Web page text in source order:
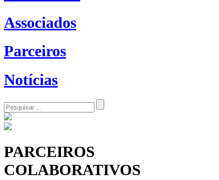
Associados
Parceiros
Notícias
PARCEIROS
COLABORATIVOS